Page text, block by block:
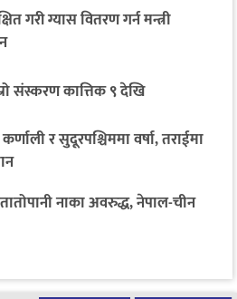
गरी ग्यास वितरण गर्न मन्त्री
संस्करण कात्तिक ९ देखि
र सुदूरपश्चिममा वर्षा, तराईमा
नाका अवरुद्ध, नेपाल-चीन